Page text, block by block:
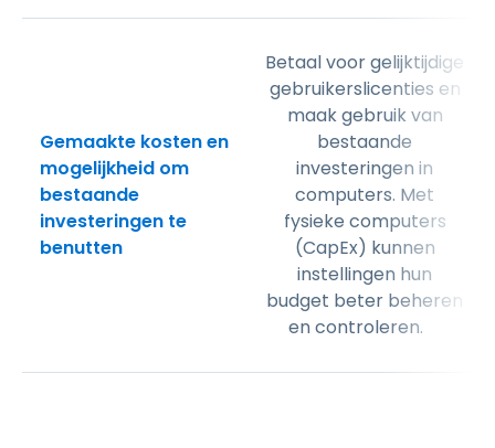
Gemaakte kosten en
mogelijkheid om
bestaande
investeringen te
benutten
Betaal voor gelijktijdige
gebruikerslicenties en
maak gebruik van
bestaande
investeringen in
computers. Met
fysieke computers
(CapEx) kunnen
instellingen hun
budget beter beheren
en controleren.